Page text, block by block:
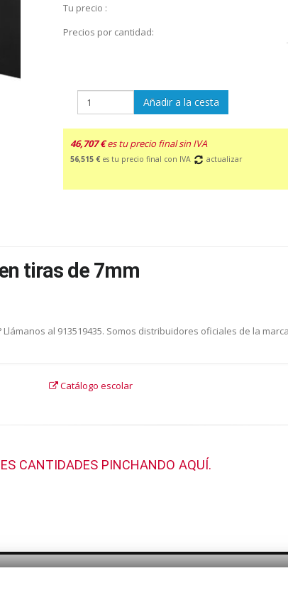
Tu precio :
Precios por cantidad:
Añadir a la cesta
46,707 € es tu precio final sin IVA
56,515 € es tu precio final con IVA actualizar
tiras de 7mm
al 913519435. Somos distribuidores oficiales de la marca
Catálogo escolar
CANTIDADES PINCHANDO AQUÍ.